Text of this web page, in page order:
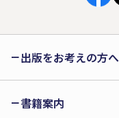
出版をお考えの方へ
書籍案内